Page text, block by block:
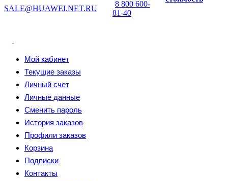
SALE@HUAWEI.NET.RU
8 800 600-
81-40
Мой кабинет
Текущие заказы
Личный счет
Личные данные
Сменить пароль
История заказов
Профили заказов
Корзина
Подписки
Контакты